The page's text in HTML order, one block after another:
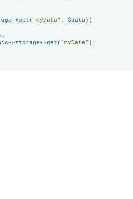
->set ( "myData" , $data);
->storage->get ( "myData" );